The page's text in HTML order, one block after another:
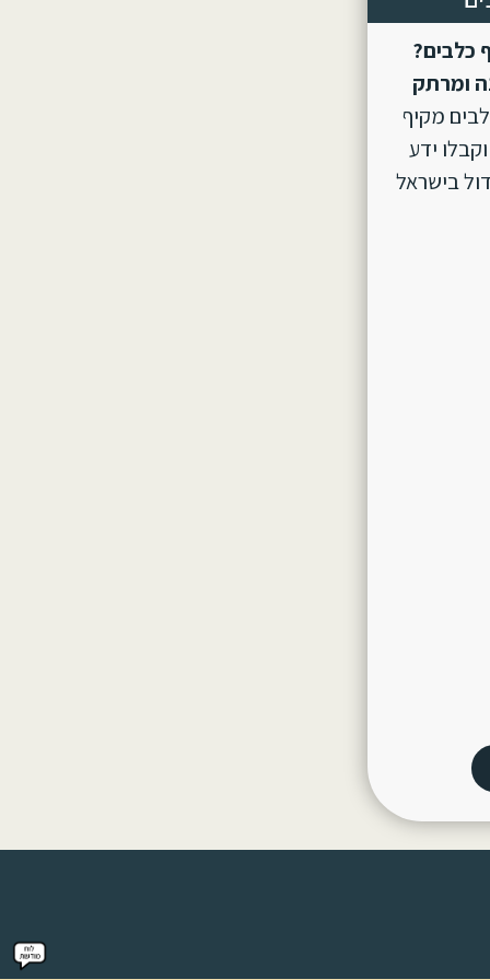
כלבים?
ומרתק
מקיף
וקבלו ידע
בישראל